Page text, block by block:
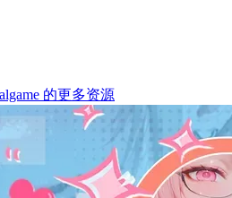
的更多资源